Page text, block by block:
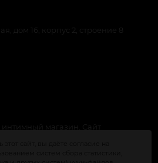
дом 16, корпус 2, строение 8